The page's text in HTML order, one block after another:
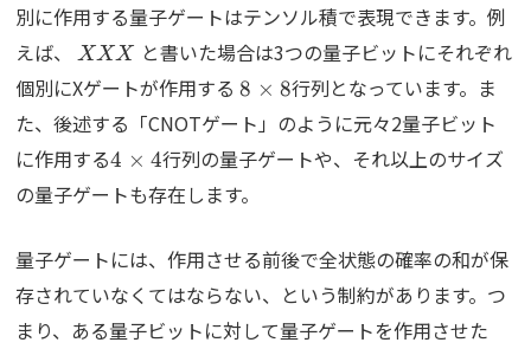
別に作用する量子ゲートはテンソル積で表現できます。例
えば、
XXX
XXX と書いた場合は3つの量子ビットにそれぞれ
個別にXゲートが作用する8\times8
8 × 8行列となっています。ま
た、後述する「CNOTゲート」のように元々2量子ビット
に作用する4\times
4 × 4行列の量子ゲートや、それ以上のサイズ
の量子ゲートも存在します。
量子ゲートには、作用させる前後で全状態の確率の和が保
存されていなくてはならない、という制約があります。つ
まり、ある量子ビットに対して量子ゲートを作用させた